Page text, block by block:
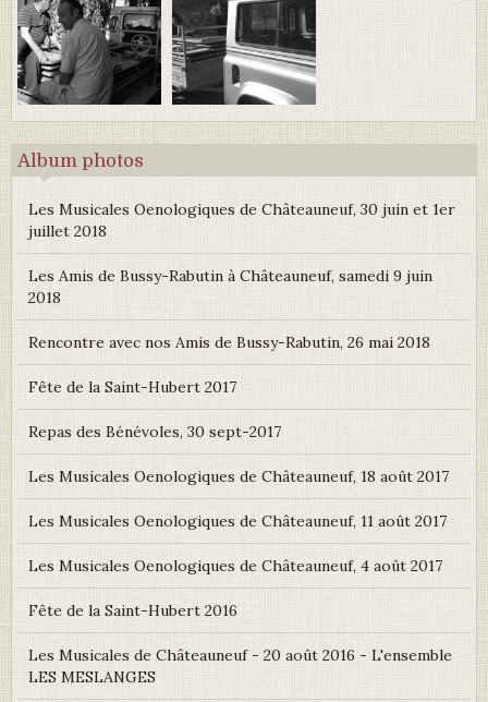
Album photos
Les Musicales Oenologiques de Châteauneuf, 30 juin et 1er
juillet 2018
Les Amis de Bussy-Rabutin à Châteauneuf, samedi 9 juin
2018
Rencontre avec nos Amis de Bussy-Rabutin, 26 mai 2018
Fête de la Saint-Hubert 2017
Repas des Bénévoles, 30 sept-2017
Les Musicales Oenologiques de Châteauneuf, 18 août 2017
Les Musicales Oenologiques de Châteauneuf, 11 août 2017
Les Musicales Oenologiques de Châteauneuf, 4 août 2017
Fête de la Saint-Hubert 2016
Les Musicales de Châteauneuf - 20 août 2016 - L'ensemble
LES MESLANGES